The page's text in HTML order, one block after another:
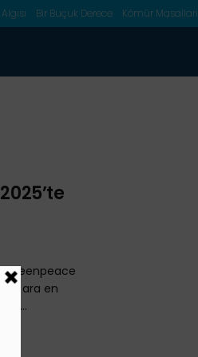
Bir Buçuk Derece Kömür Masalları
Greenpeace
ara en
...